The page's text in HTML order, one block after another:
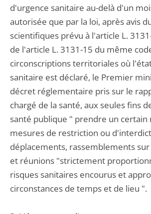
d'urgence sanitaire au-delà d'un
autorisée que par la loi, après avis
scientifiques prévu à l'article L.
de l'article L. 3131-15 du même
circonscriptions territoriales où
sanitaire est déclaré, le Premier
décret réglementaire pris sur le
chargé de la santé, aux seules fins
santé publique " prendre un certain
mesures de restriction ou
déplacements, rassemblements
et réunions "strictement
risques sanitaires encourus et
circonstances de temps et de lieu ".